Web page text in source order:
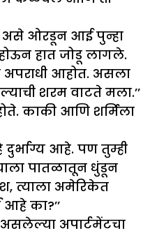
असे ओरडून आई पुन्हा
हात जोडू लागले.
आहोत. असला
शरम वाटते मला.’’
काकी आणि शर्मिला
दुर्भाग्य आहे. पण तुम्ही
पातळातून धुंडून
त्याला अमेरिकेत
का?’’
असलेल्या अपार्टमेंटचा